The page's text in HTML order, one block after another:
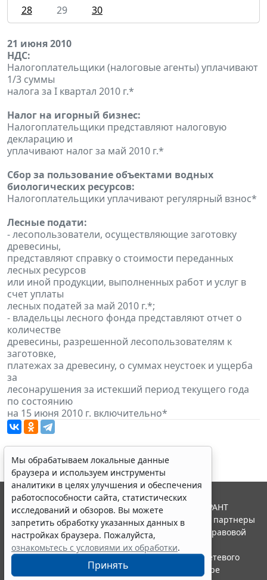
28
29 30
21 июня 2010
НДС:
Налогоплательщики (налоговые агенты) уплачивают
1/3 суммы
налога за I квартал 2010 г.*
Налог на игорный бизнес:
Налогоплательщики представляют налоговую
декларацию и
уплачивают налог за май 2010 г.*
Сбор за пользование объектами водных
биологических ресурсов:
Налогоплательщики уплачивают регулярный взнос*
Лесные подати:
- лесопользователи, осуществляющие заготовку
древесины,
представляют справку о стоимости переданных
лесных ресурсов
или иной продукции, выполненных работ и услуг в
счет уплаты
лесных податей за май 2010 г.*;
- владельцы лесного фонда представляют отчет о
количестве
древесины, разрешенной лесопользователям к
заготовке,
платежах за древесину, о суммах неустоек и ущерба
за
лесонарушения за истекший период текущего года
по состоянию
на 15 июня 2010 г. включительно*
Мы обрабатываем локальные данные
браузера и используем инструменты
аналитики в целях улучшения и обеспечения
работоспособности сайта, статистических
исследований и обзоров. Вы можете
запретить обработку указанных данных в
настройках браузера. Пожалуйста,
ознакомьтесь с условиями их обработки.
Принять
© ООО "НПП "ГАРАНТ-СЕРВИС", 2026. Система ГАРАНТ
выпускается с 1990 года. Компания "Гарант" и ее партнеры
являются участниками Российской ассоциации правовой
информации ГАРАНТ.
Портал ГАРАНТ.РУ зарегистрирован в качестве сетевого
издания Федеральной службой по надзору в сфере